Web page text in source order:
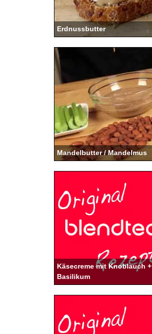
Erdnussbutter
Mandelbutter / Mandelmus
Käsecreme mit Knoblauch +
Basilikum